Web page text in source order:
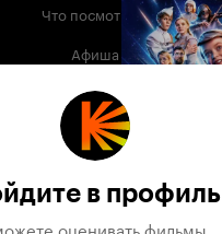
Что посмотреть
Афиша
Музыка
Телепрограмма
Служба поддержки
в профиль
оценивать фильмы,